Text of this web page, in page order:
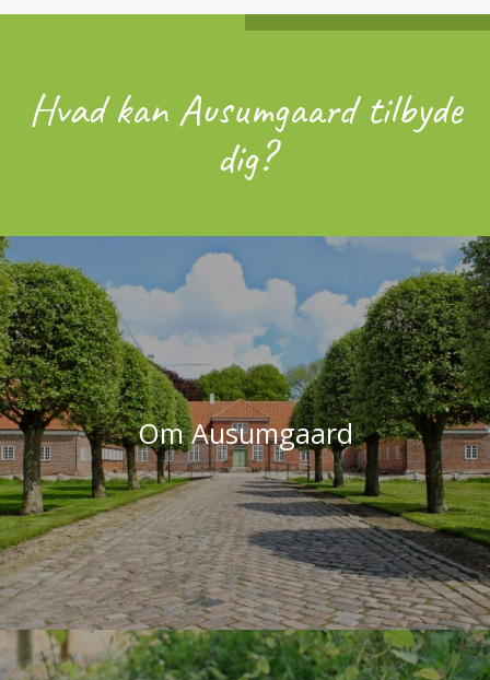
Hvad kan Ausumgaard tilbyde
dig?
Om Ausumgaard